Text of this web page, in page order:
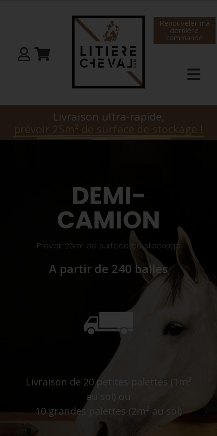
Renouveler ma
dernière
commande
Livraison ultra-rapide,
DEMI-
CAMION
Prévoir 25m² de surface de stockage
A partir de 240 balles
Livraison de 20 petites palettes (1m²
au sol) ou
10 grandes palettes (2m² au sol)